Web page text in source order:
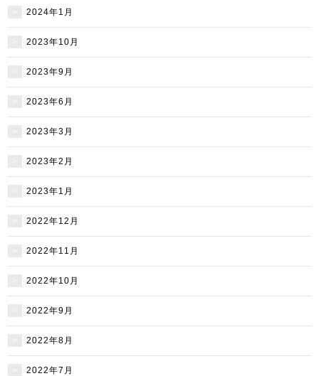
2024年1月
2023年10月
2023年9月
2023年6月
2023年3月
2023年2月
2023年1月
2022年12月
2022年11月
2022年10月
2022年9月
2022年8月
2022年7月